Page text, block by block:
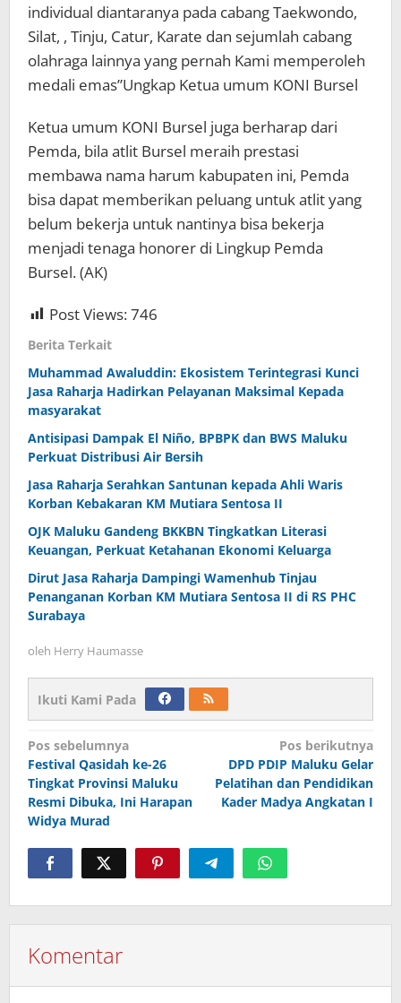
individual diantaranya pada cabang Taekwondo,
Silat, , Tinju, Catur, Karate dan sejumlah cabang
olahraga lainnya yang pernah Kami memperoleh
medali emas”Ungkap Ketua umum KONI Bursel
Ketua umum KONI Bursel juga berharap dari
Pemda, bila atlit Bursel meraih prestasi
membawa nama harum kabupaten ini, Pemda
bisa dapat memberikan peluang untuk atlit yang
belum bekerja untuk nantinya bisa bekerja
menjadi tenaga honorer di Lingkup Pemda
Bursel. (AK)
Post Views:746
Berita Terkait
Muhammad Awaluddin: Ekosistem Terintegrasi Kunci
Jasa Raharja Hadirkan Pelayanan Maksimal Kepada
masyarakat
Antisipasi Dampak El Niño, BPBPK dan BWS Maluku
Perkuat Distribusi Air Bersih
Jasa Raharja Serahkan Santunan kepada Ahli Waris
Korban Kebakaran KM Mutiara Sentosa II
OJK Maluku Gandeng BKKBN Tingkatkan Literasi
Keuangan, Perkuat Ketahanan Ekonomi Keluarga
Dirut Jasa Raharja Dampingi Wamenhub Tinjau
Penanganan Korban KM Mutiara Sentosa II di RS PHC
Surabaya
oleh Herry Haumasse
Ikuti Kami Pada
Navigasi
pos
Pos sebelumnya
Festival Qasidah ke-26
Tingkat Provinsi Maluku
Resmi Dibuka, Ini Harapan
Widya Murad
Pos berikutnya
DPD PDIP Maluku Gelar
Pelatihan dan Pendidikan
Kader Madya Angkatan I
Komentar